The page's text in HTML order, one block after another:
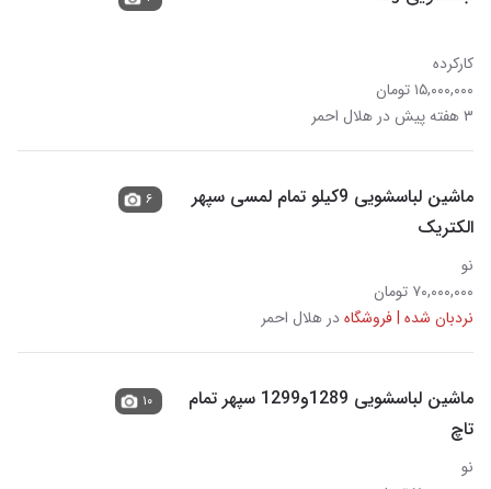
کارکرده
۱۵,۰۰۰,۰۰۰ تومان
۳ هفته پیش در هلال احمر
ماشین لباسشویی 9کیلو تمام لمسی سپهر
الکتریک
نو
۷۰,۰۰۰,۰۰۰ تومان
نردبان شده | فروشگاهدر هلال احمر
۶
ماشین لباسشویی 1289و1299 سپهر تمام
تاچ
نو
۱۰